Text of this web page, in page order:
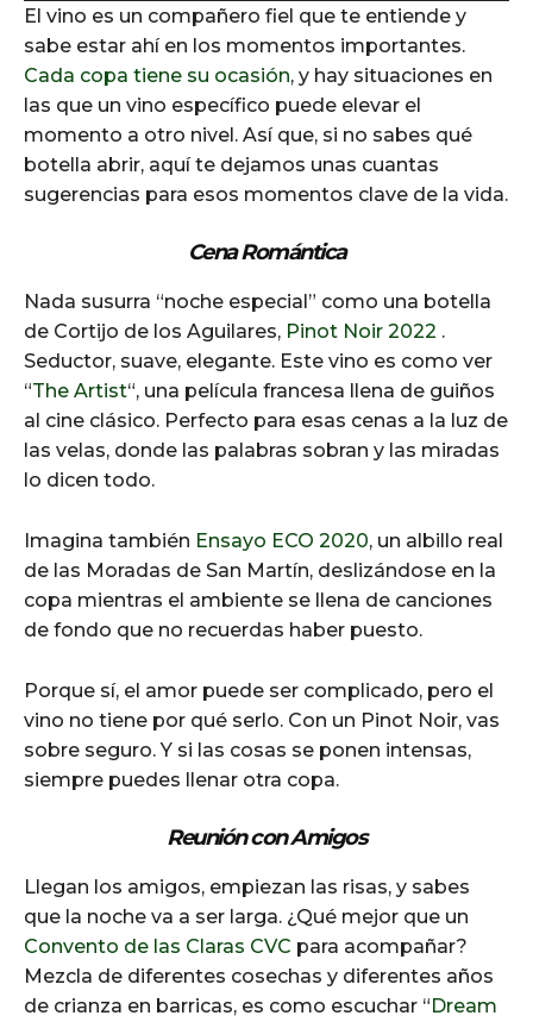
d
i
o
P
l
a
y
El vino es un compañero fiel que te entiende y
sabe estar ahí en los momentos importantes.
Cada copa tiene su ocasión, y hay situaciones en
las que un vino específico puede elevar el
momento a otro nivel. Así que, si no sabes qué
botella abrir, aquí te dejamos unas cuantas
sugerencias para esos momentos clave de la vida.
Cena Romántica
Nada susurra “noche especial” como una botella
de Cortijo de los Aguilares, Pinot Noir 2022 .
Seductor, suave, elegante. Este vino es como ver
“The Artist“, una película francesa llena de guiños
al cine clásico. Perfecto para esas cenas a la luz de
las velas, donde las palabras sobran y las miradas
lo dicen todo.
Imagina también Ensayo ECO 2020, un albillo real
de las Moradas de San Martín, deslizándose en la
copa mientras el ambiente se llena de canciones
de fondo que no recuerdas haber puesto.
Porque sí, el amor puede ser complicado, pero el
vino no tiene por qué serlo. Con un Pinot Noir, vas
sobre seguro. Y si las cosas se ponen intensas,
siempre puedes llenar otra copa.
Reunión con Amigos
Llegan los amigos, empiezan las risas, y sabes
que la noche va a ser larga. ¿Qué mejor que un
Convento de las Claras CVC para acompañar?
Mezcla de diferentes cosechas y diferentes años
de crianza en barricas, es como escuchar “Dream